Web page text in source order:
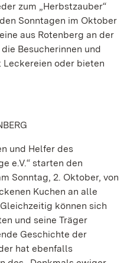
zum „Herbstzauber“
Sonntagen im Oktober
aus Rotenberg an der
Besucherinnen und
oder bieten
und Helfer des
e.V.“ starten den
Sonntag, 2. Oktober, von
Kuchen an alle
können sich
und seine Träger
Geschichte der
hat ebenfalls